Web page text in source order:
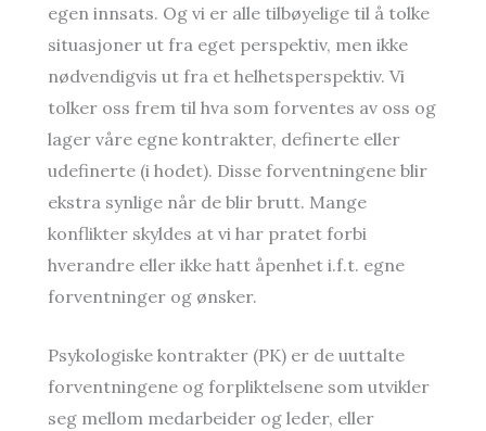
egen innsats. Og vi er alle tilbøyelige til å tolke
situasjoner ut fra eget perspektiv, men ikke
nødvendigvis ut fra et helhetsperspektiv. Vi
tolker oss frem til hva som forventes av oss og
lager våre egne kontrakter, definerte eller
udefinerte (i hodet). Disse forventningene blir
ekstra synlige når de blir brutt. Mange
konflikter skyldes at vi har pratet forbi
hverandre eller ikke hatt åpenhet i.f.t. egne
forventninger og ønsker.
Psykologiske kontrakter (PK) er de uuttalte
forventningene og forpliktelsene som utvikler
seg mellom medarbeider og leder, eller